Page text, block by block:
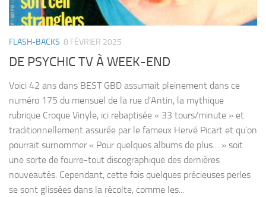
FLASH-BACKS 8 FÉVRIER 2025
DE PSYCHIC TV À WEEK-END
Voici 42 ans dans BEST GBD assumait pleinement dans ce
numéro 175 du mensuel de la rue d’Antin, la mythique
rubrique Croque Vinyle, ici rebaptisée « 33 tours/minute » et
traditionnellement assurée par le fameux Hervé Picart et qu’on
pourrait surnommer « Pour quelques albums de plus… » soit
une sorte de fourre-tout discographique des dernières
nouveautés. Cependant, cette fois quelques précieuses perles
se sont glissées dans la récolte, comme les...